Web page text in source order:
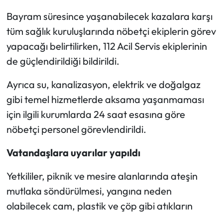
Bayram süresince yaşanabilecek kazalara karşı
tüm sağlık kuruluşlarında nöbetçi ekiplerin görev
yapacağı belirtilirken, 112 Acil Servis ekiplerinin
de güçlendirildiği bildirildi.
Ayrıca su, kanalizasyon, elektrik ve doğalgaz
gibi temel hizmetlerde aksama yaşanmaması
için ilgili kurumlarda 24 saat esasına göre
nöbetçi personel görevlendirildi.
Vatandaşlara uyarılar yapıldı
Yetkililer, piknik ve mesire alanlarında ateşin
mutlaka söndürülmesi, yangına neden
olabilecek cam, plastik ve çöp gibi atıkların